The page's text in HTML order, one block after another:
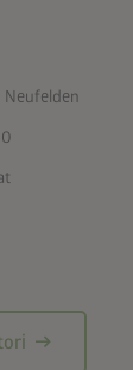
Neufelden
arrow_right_alt